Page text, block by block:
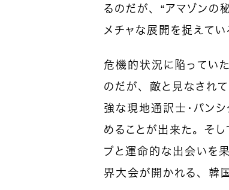
るのだが、“アマゾンの
メチャな展開を捉えてい
危機的状況に陥ってい
のだが、敵と見なされ
強な現地通訳士・パンシ
めることが出来た。そ
ブと運命的な出会いを
界大会が開かれる、韓